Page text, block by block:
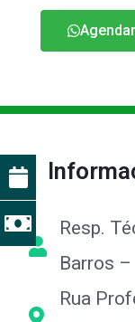
Resp.
Barros
Rua